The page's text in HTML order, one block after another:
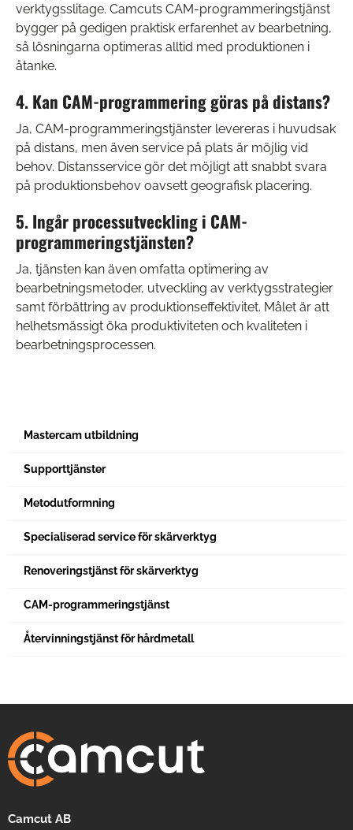
Mastercam utbildning
Supporttjänster
Metodutformning
Specialiserad service för skärverktyg
Renoveringstjänst för skärverktyg
CAM-programmeringstjänst
Återvinningstjänst för hårdmetall
verktygsslitage. Camcuts CAM-programmeringstjänst
bygger på gedigen praktisk erfarenhet av bearbetning,
så lösningarna optimeras alltid med produktionen i
åtanke.
4. Kan CAM-programmering göras på distans?
Ja, CAM-programmeringstjänster levereras i huvudsak
på distans, men även service på plats är möjlig vid
behov. Distansservice gör det möjligt att snabbt svara
på produktionsbehov oavsett geografisk placering.
5. Ingår processutveckling i CAM-
programmeringstjänsten?
Ja, tjänsten kan även omfatta optimering av
bearbetningsmetoder, utveckling av verktygsstrategier
samt förbättring av produktionseffektivitet. Målet är att
helhetsmässigt öka produktiviteten och kvaliteten i
bearbetningsprocessen.
Camcut AB